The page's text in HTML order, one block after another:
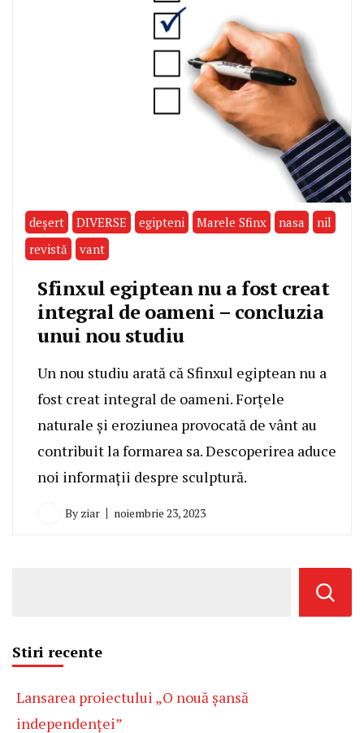
deşert DIVERSE egipteni Marele Sfinx nasa
nil
revistă
vant
Sfinxul egiptean nu a fost creat
integral de oameni – concluzia
unui nou studiu
Un nou studiu arată că Sfinxul egiptean nu a
fost creat integral de oameni. Forțele
naturale și eroziunea provocată de vânt au
contribuit la formarea sa. Descoperirea aduce
noi informații despre sculptură.
By ziar noiembrie 23, 2023
Stiri recente
Lansarea proiectului „O nouă șansă
independenței”